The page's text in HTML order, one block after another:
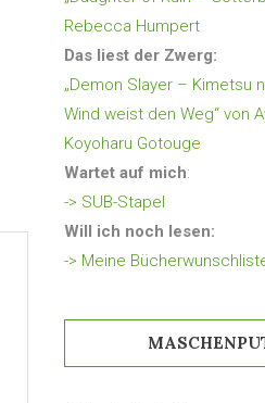
Rebecca Humpert
Das liest der Zwerg:
„Demon Slayer – Kimetsu
Wind weist den Weg“ von
Koyoharu Gotouge
Wartet auf mich:
-> SUB-Stapel
Will ich noch lesen:
-> Meine